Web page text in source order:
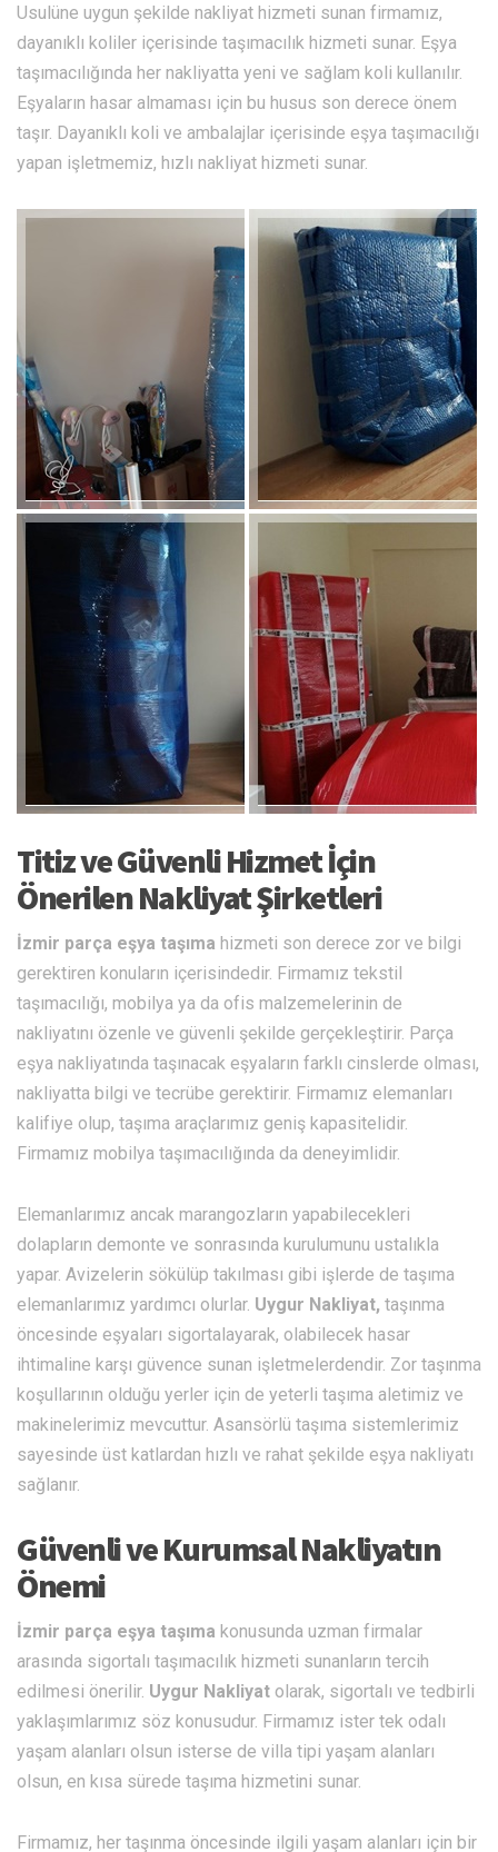
Usulüne uygun şekilde nakliyat hizmeti sunan firmamız,
dayanıklı koliler içerisinde taşımacılık hizmeti sunar. Eşya
taşımacılığında her nakliyatta yeni ve sağlam koli kullanılır.
Eşyaların hasar almaması için bu husus son derece önem
taşır. Dayanıklı koli ve ambalajlar içerisinde eşya taşımacılığı
yapan işletmemiz, hızlı nakliyat hizmeti sunar.
Titiz ve Güvenli Hizmet İçin
Önerilen Nakliyat Şirketleri
İzmir parça eşya taşıma hizmeti son derece zor ve bilgi
gerektiren konuların içerisindedir. Firmamız tekstil
taşımacılığı, mobilya ya da ofis malzemelerinin de
nakliyatını özenle ve güvenli şekilde gerçekleştirir. Parça
eşya nakliyatında taşınacak eşyaların farklı cinslerde olması,
nakliyatta bilgi ve tecrübe gerektirir. Firmamız elemanları
kalifiye olup, taşıma araçlarımız geniş kapasitelidir.
Firmamız mobilya taşımacılığında da deneyimlidir.
Elemanlarımız ancak marangozların yapabilecekleri
dolapların demonte ve sonrasında kurulumunu ustalıkla
yapar. Avizelerin sökülüp takılması gibi işlerde de taşıma
elemanlarımız yardımcı olurlar. Uygur Nakliyat, taşınma
öncesinde eşyaları sigortalayarak, olabilecek hasar
ihtimaline karşı güvence sunan işletmelerdendir. Zor taşınma
koşullarının olduğu yerler için de yeterli taşıma aletimiz ve
makinelerimiz mevcuttur. Asansörlü taşıma sistemlerimiz
sayesinde üst katlardan hızlı ve rahat şekilde eşya nakliyatı
sağlanır.
Güvenli ve Kurumsal Nakliyatın
Önemi
İzmir parça eşya taşıma konusunda uzman firmalar
arasında sigortalı taşımacılık hizmeti sunanların tercih
edilmesi önerilir. Uygur Nakliyat olarak, sigortalı ve tedbirli
yaklaşımlarımız söz konusudur. Firmamız ister tek odalı
yaşam alanları olsun isterse de villa tipi yaşam alanları
olsun, en kısa sürede taşıma hizmetini sunar.
Firmamız, her taşınma öncesinde ilgili yaşam alanları için bir